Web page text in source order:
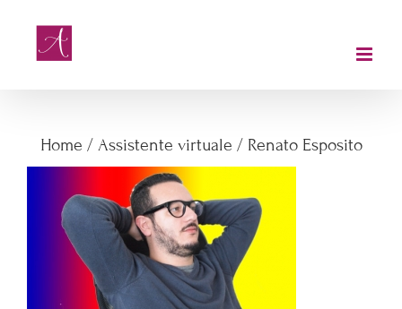
Home / Assistente virtuale / Renato Esposito